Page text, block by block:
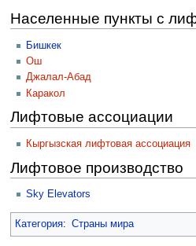
Населенные пункты с
Бишкек
Ош
Джалал-Абад
Каракол
Лифтовые ассоциации
Кыргызская лифтовая ассоциация
Лифтовое производство
Sky Elevators
Категория: Страны мира